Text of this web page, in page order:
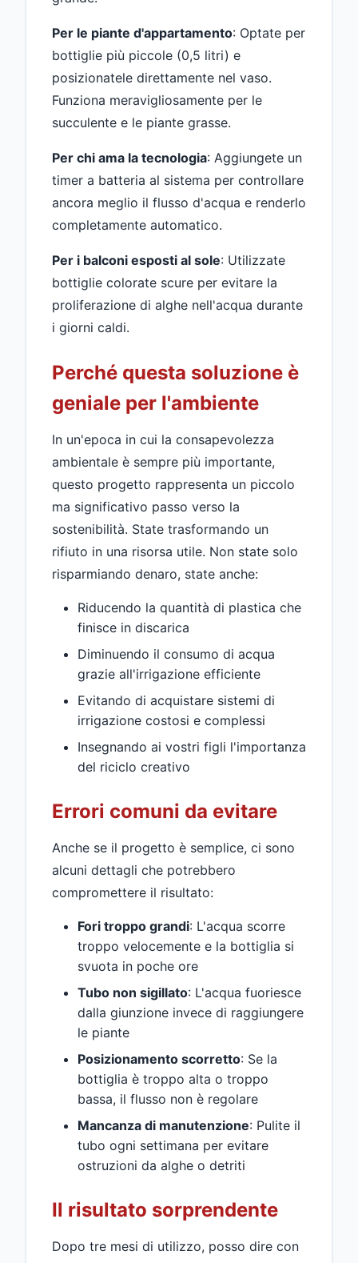
Per le piante d'appartamento: Optate per
bottiglie più piccole (0,5 litri) e
posizionatele direttamente nel vaso.
Funziona meravigliosamente per le
succulente e le piante grasse.
Per chi ama la tecnologia: Aggiungete un
timer a batteria al sistema per controllare
ancora meglio il flusso d'acqua e renderlo
completamente automatico.
Per i balconi esposti al sole: Utilizzate
bottiglie colorate scure per evitare la
proliferazione di alghe nell'acqua durante
i giorni caldi.
Perché questa soluzione è
geniale per l'ambiente
In un'epoca in cui la consapevolezza
ambientale è sempre più importante,
questo progetto rappresenta un piccolo
ma significativo passo verso la
sostenibilità. State trasformando un
rifiuto in una risorsa utile. Non state solo
risparmiando denaro, state anche:
Riducendo la quantità di plastica che
finisce in discarica
Diminuendo il consumo di acqua
grazie all'irrigazione efficiente
Evitando di acquistare sistemi di
irrigazione costosi e complessi
Insegnando ai vostri figli l'importanza
del riciclo creativo
Errori comuni da evitare
Anche se il progetto è semplice, ci sono
alcuni dettagli che potrebbero
compromettere il risultato:
Fori troppo grandi: L'acqua scorre
troppo velocemente e la bottiglia si
svuota in poche ore
Tubo non sigillato: L'acqua fuoriesce
dalla giunzione invece di raggiungere
le piante
Posizionamento scorretto: Se la
bottiglia è troppo alta o troppo
bassa, il flusso non è regolare
Mancanza di manutenzione: Pulite il
tubo ogni settimana per evitare
ostruzioni da alghe o detriti
Il risultato sorprendente
Dopo tre mesi di utilizzo, posso dire con